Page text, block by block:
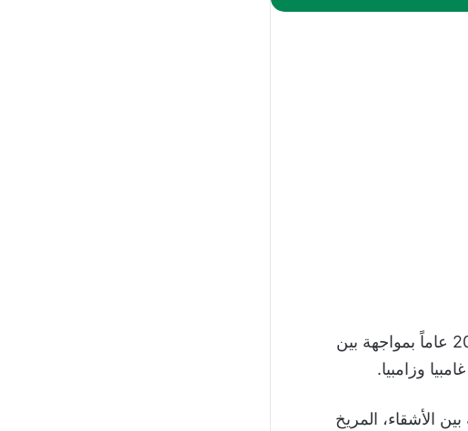
تُستأنف اليوم مباريات دور مجموعات كأس أمم أفريقيا للشباب تحت 20 عاماً بمواجهة بين
وزامبيا.
الأشقاء، المريخ